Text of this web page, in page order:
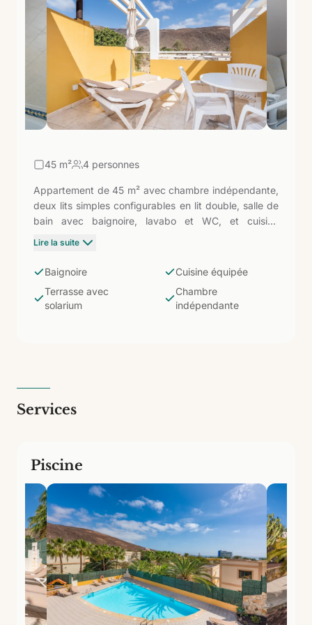
45 m² 4 personnes
Appartement de 45 m² avec chambre indépendante,
deux lits simples configurables en lit double, salle de
bain avec baignoire, lavabo et WC, et cuisine
équipée avec vaisselle. Wi-Fi gratuit et TV inclus.
propose un seul type d'appartement bien défini : un
Plage de Morro Jable, dans un petit complexe de 17
unités avec piscine d'eau douce et nettoyage cinq
Lire la suite
Baignoire
Cuisine équipée
Terrasse avec
solarium
Chambre
indépendante
Services
Piscine